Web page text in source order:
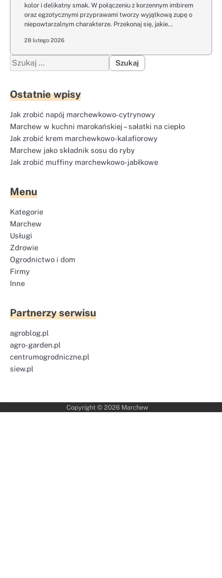
kolor i delikatny smak. W połączeniu z korzennym imbirem
oraz egzotycznymi przyprawami tworzy wyjątkową zupę o
niepowtarzalnym charakterze. Przekonaj się, jakie…
28 lutego 2026
Szukaj:
Ostatnie wpisy
Jak zrobić napój marchewkowo-cytrynowy
Marchew w kuchni marokańskiej – sałatki na ciepło
Jak zrobić krem marchewkowo-kalafiorowy
Marchew jako składnik sosu do ryby
Jak zrobić muffiny marchewkowo-jabłkowe
Menu
Kategorie
Marchew
Usługi
Zdrowie
Ogrodnictwo i dom
Firmy
Inne
Partnerzy serwisu
agroblog.pl
agro-garden.pl
centrumogrodniczne.pl
siew.pl
Copyright © 2026 Marchew